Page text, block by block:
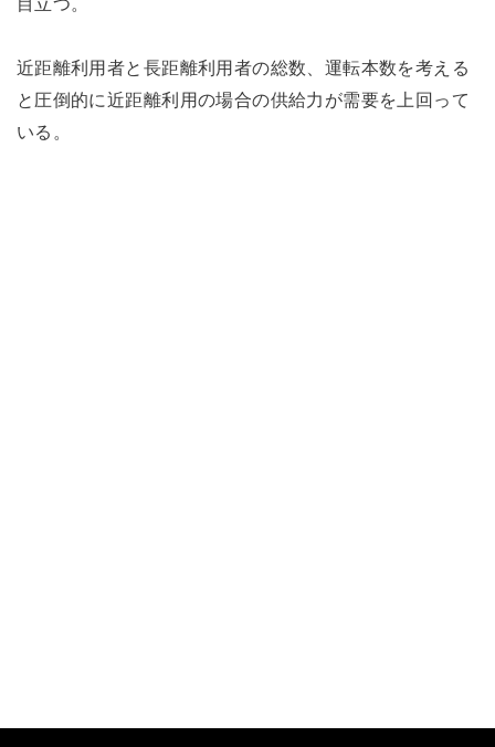
近距離利用者と長距離利用者の総数、運転本数を考える
と圧倒的に近距離利用の場合の供給力が需要を上回って
いる。